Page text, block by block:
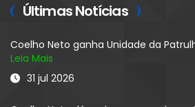
Últimas Notícias
Coelho Neto ganha Unidade da
Leia Mais
31 jul 2026